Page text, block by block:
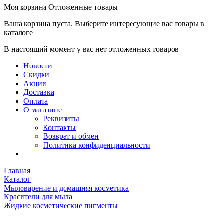
Моя корзина Отложенные товары
Ваша корзина пуста. Выберите интересующие вас товары в
каталоге
В настоящий момент у вас нет отложенных товаров
Новости
Скидки
Акции
Доставка
Оплата
О магазине
Реквизиты
Контакты
Возврат и обмен
Политика конфиденциальности
Главная
Каталог
Мыловарение и домашняя косметика
Красители для мыла
Жидкие косметические пигменты